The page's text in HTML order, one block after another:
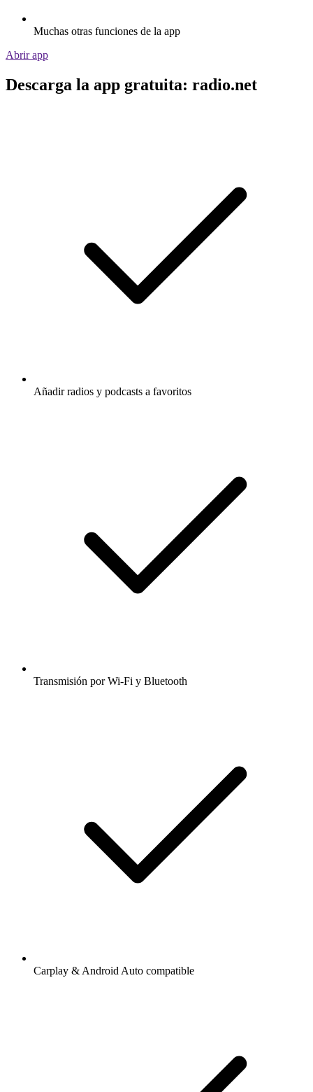
Muchas otras funciones de la app
Abrir app
Descarga la app gratuita: radio.net
Añadir radios y podcasts a favoritos
Transmisión por Wi-Fi y Bluetooth
Carplay & Android Auto compatible